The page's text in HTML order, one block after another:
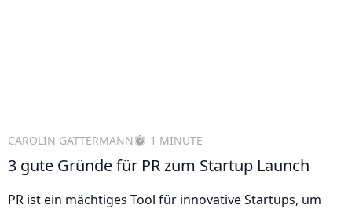
CAROLIN GATTERMANN 1 MINUTE
3 gute Gründe für PR zum Startup Launch
PR ist ein mächtiges Tool für innovative Startups, um